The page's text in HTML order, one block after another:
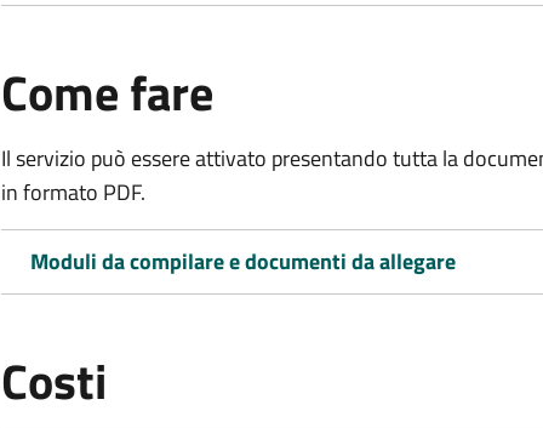
Come fare
Il servizio può essere attivato presentando tutta la
in formato PDF.
Moduli da compilare e documenti da allegare
Costi